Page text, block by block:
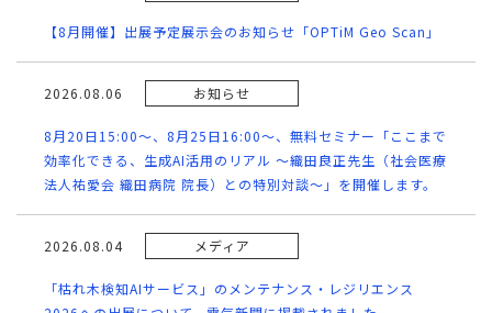
【8月開催】出展予定展示会のお知らせ「OPTiM Geo Scan」
2026.08.06 お知らせ
8月20日15:00～、8月25日16:00～、無料セミナー「ここまで
効率化できる、生成AI活用のリアル ～織田良正先生（社会医療
法人祐愛会 織田病院 院長）との特別対談～」を開催します。
2026.08.04 メディア
「枯れ木検知AIサービス」のメンテナンス・レジリエンス